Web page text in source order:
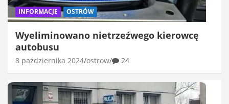
INFORMACJE OSTRÓW
Wyeliminowano nietrzeźwego kierowcę
autobusu
8 października 2024 ostrow 24